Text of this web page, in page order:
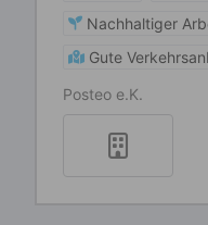
Nachhaltiger
Gute
Posteo e.K.